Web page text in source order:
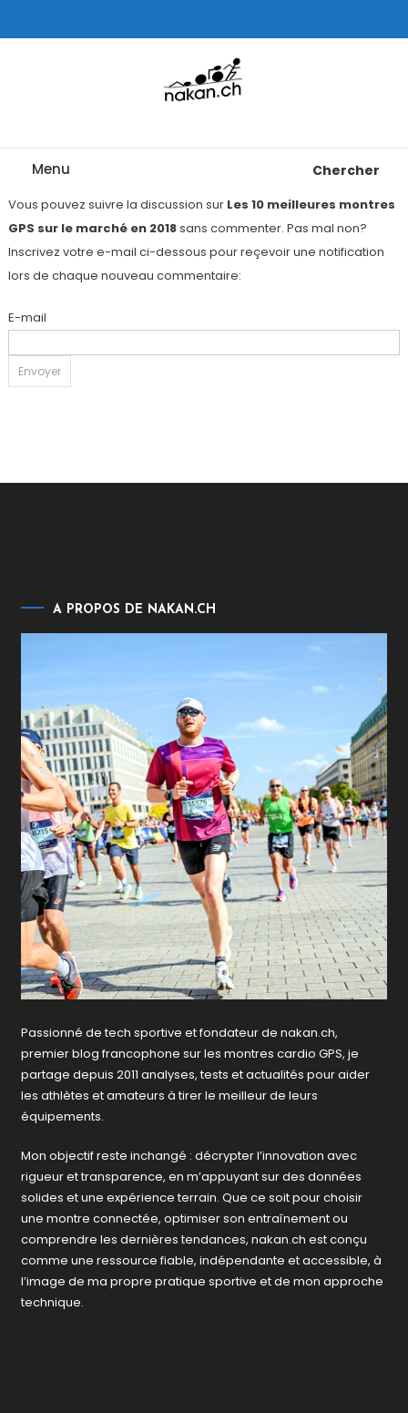
To
Menu Chercher
Vous pouvez suivre la discussion sur Les 10 meilleures montres
GPS sur le marché en 2018sans commenter. Pas mal non?
Inscrivez votre e-mail ci-dessous pour reçevoir une notification
lors de chaque nouveau commentaire:
E-mail
A PROPOS DE NAKAN.CH
Passionné de tech sportive et fondateur de nakan.ch,
premier blog francophone sur les montres cardio GPS, je
partage depuis 2011 analyses, tests et actualités pour aider
les athlètes et amateurs à tirer le meilleur de leurs
équipements.
Mon objectif reste inchangé : décrypter l’innovation avec
rigueur et transparence, en m’appuyant sur des données
solides et une expérience terrain. Que ce soit pour choisir
une montre connectée, optimiser son entraînement ou
comprendre les dernières tendances, nakan.ch est conçu
comme une ressource fiable, indépendante et accessible, à
l’image de ma propre pratique sportive et de mon approche
technique.